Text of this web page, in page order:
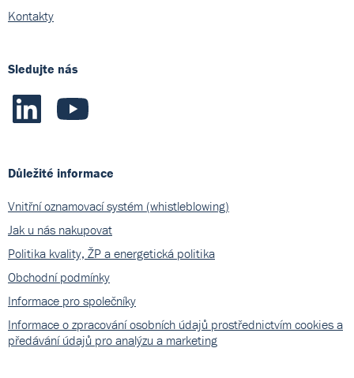
Kontakty
Sledujte nás
Důležité informace
Vnitřní oznamovací systém (whistleblowing)
Jak u nás nakupovat
Politika kvality, ŽP a energetická politika
Obchodní podmínky
Informace pro společníky
Informace o zpracování osobních údajů prostřednictvím cookies a
předávání údajů pro analýzu a marketing